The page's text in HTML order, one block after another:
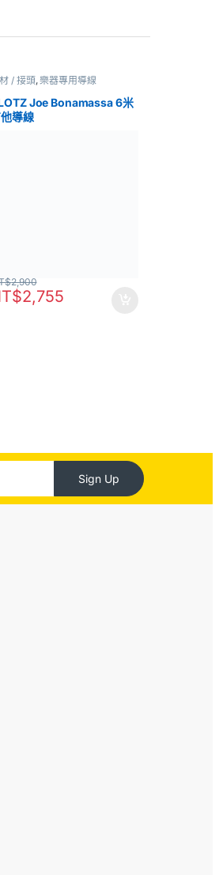
/ 接頭,樂器專用導線
Joe Bonamassa 6米
導線
2,755
2,900
Sign Up